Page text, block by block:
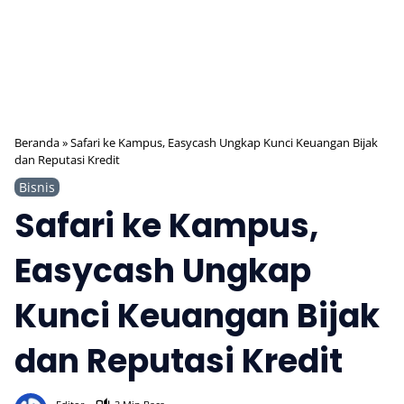
Beranda»Safari ke Kampus, Easycash Ungkap Kunci Keuangan Bijak
dan Reputasi Kredit
Bisnis
Safari ke Kampus,
Easycash Ungkap
Kunci Keuangan Bijak
dan Reputasi Kredit